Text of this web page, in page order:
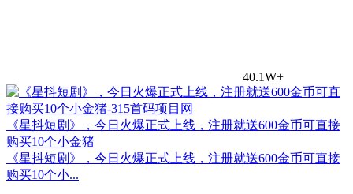
40.1W+
《星抖短剧》，今日火爆正式上线，注册就送600金币可直接
购买10个小金猪
《星抖短剧》，今日火爆正式上线，注册就送600金币可直接
购买10个小...